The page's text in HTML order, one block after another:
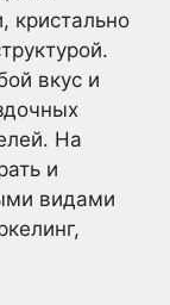
вкус и
На
и
видами